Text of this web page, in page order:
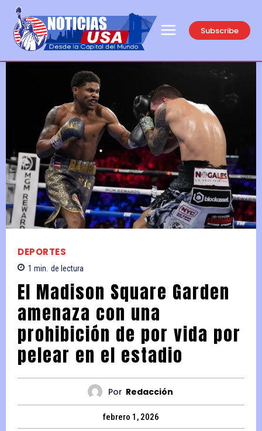
Subscribe
DEPORTES
1 min. de lectura
El Madison Square Garden
amenaza con una
prohibición de por vida por
pelear en el estadio
Por Redacción
febrero 1, 2026